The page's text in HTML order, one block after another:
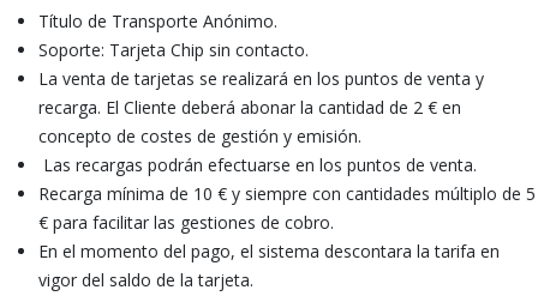
Título de Transporte Anónimo.
Soporte: Tarjeta Chip sin contacto.
La venta de tarjetas se realizará en los puntos de venta y
recarga. El Cliente deberá abonar la cantidad de 2 € en
concepto de costes de gestión y emisión.
Las recargas podrán efectuarse en los puntos de venta.
Recarga mínima de 10 € y siempre con cantidades múltiplo de 5
€ para facilitar las gestiones de cobro.
En el momento del pago, el sistema descontara la tarifa en
vigor del saldo de la tarjeta.